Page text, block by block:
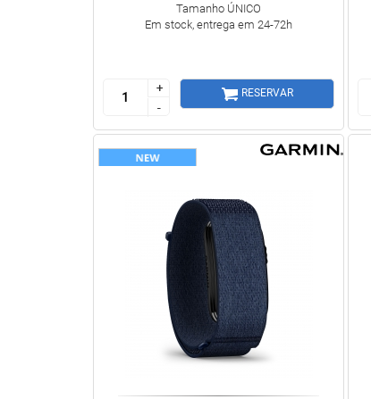
Tamanho ÚNICO
Em stock, entrega em 24-72h
+
-
+
-
RESERVAR